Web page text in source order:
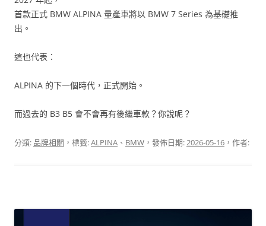
首款正式 BMW ALPINA 量產車將以 BMW 7 Series 為基礎推
出。
這也代表：
ALPINA 的下一個時代，正式開始。
而過去的 B3 B5 會不會再有後繼車款？你說呢？
分類: 品牌相關 ，標籤:ALPINA 、 BMW ，發佈日期:2026-05-16 ，作者: